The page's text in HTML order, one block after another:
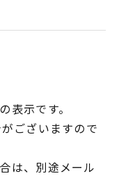
示です。
ございますので
は、別途メール